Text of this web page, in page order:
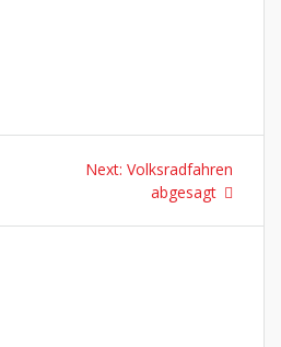
Next: Volksradfahren
abgesagt